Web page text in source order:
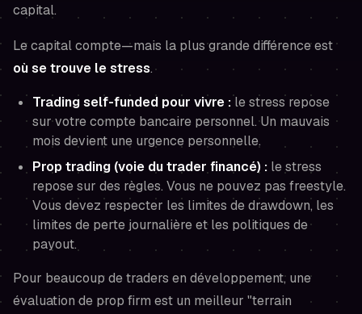
capital.
Le capital compte—mais la plus grande différence est
où se trouve le stress.
Trading self-funded pour vivre : le stress repose
sur votre compte bancaire personnel. Un mauvais
mois devient une urgence personnelle.
Prop trading (voie du trader financé) : le stress
repose sur des règles. Vous ne pouvez pas freestyle.
Vous devez respecter les limites de drawdown, les
limites de perte journalière et les politiques de
payout.
Pour beaucoup de traders en développement, une
évaluation de prop firm est un meilleur "terrain